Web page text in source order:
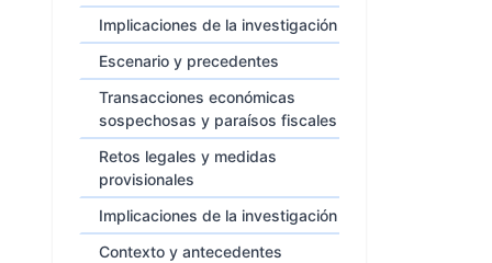
Implicaciones de la investigación
Escenario y precedentes
Transacciones económicas
sospechosas y paraísos fiscales
Retos legales y medidas
provisionales
Implicaciones de la investigación
Contexto y antecedentes